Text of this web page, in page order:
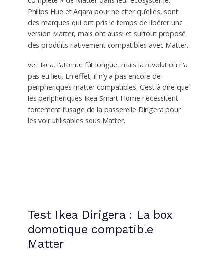
Philips Hue et Aqara pour ne citer qu’elles, sont
des marques qui ont pris le temps de libérer une
version Matter, mais ont aussi et surtout proposé
des produits nativement compatibles avec Matter.
vec Ikea, l’attente fût longue, mais la revolution n’a
pas eu lieu. En effet, il n’y a pas encore de
peripheriques matter compatibles. C’est à dire que
les peripheriques Ikea Smart Home necessitent
forcement l’usage de la passerelle Dirigera pour
les voir utilisables sous Matter.
Test Ikea Dirigera : La box
domotique compatible
Matter